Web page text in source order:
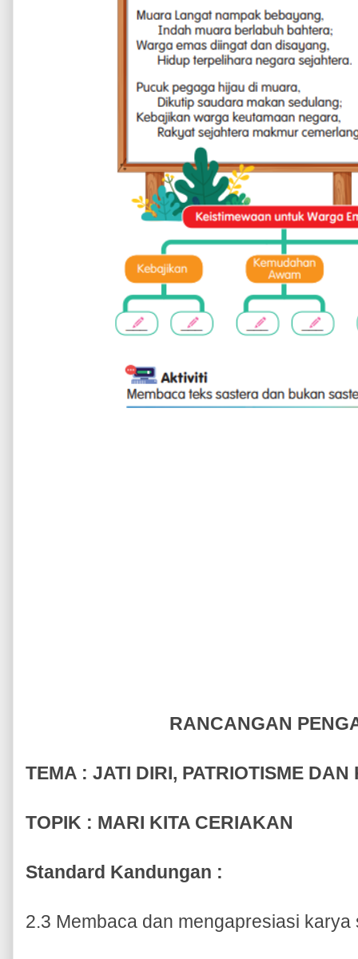
RANCANGAN
TEMA : JATI DIRI, PATRIOTISME
TOPIK : MARI KITA CERIAKAN
Standard Kandungan :
2.3 Membaca dan mengapresiasi